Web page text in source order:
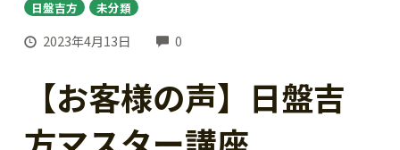
日盤吉方 未分類
2023年4月13日 0
【お客様の声】日盤吉